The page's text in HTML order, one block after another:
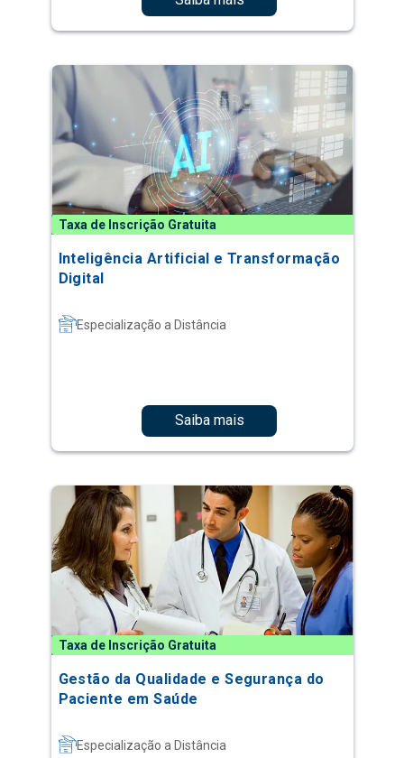
Taxa de Inscrição Gratuita
Inteligência Artificial e Transformação
Digital
Especialização a Distância
Saiba mais
Taxa de Inscrição Gratuita
Gestão da Qualidade e Segurança do
Paciente em Saúde
Especialização a Distância